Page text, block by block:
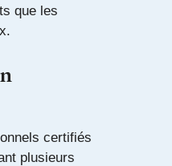
que les
certifiés
plusieurs